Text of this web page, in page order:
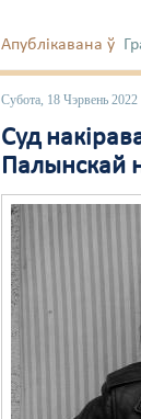
Апублікавана ў
Субота, 18 Чэрвень 2022
Суд
Палынскай